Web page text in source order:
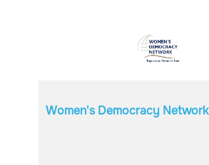
Women's Democracy